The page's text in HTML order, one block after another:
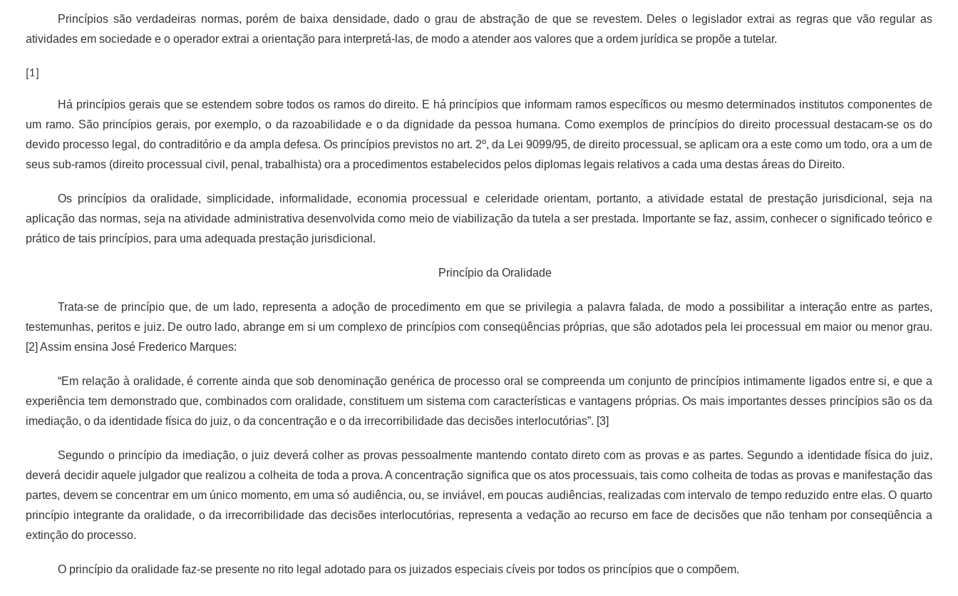
Princípios são verdadeiras normas, porém de baixa densidade, dado o grau de abstração de que se revestem. Deles o legislador extrai as regras que vão regular as
atividades em sociedade e o operador extrai a orientação para interpretá-las, de modo a atender aos valores que a ordem jurídica se propõe a tutelar.
[1]
Há princípios gerais que se estendem sobre todos os ramos do direito. E há princípios que informam ramos específicos ou mesmo determinados institutos componentes de
um ramo. São princípios gerais, por exemplo, o da razoabilidade e o da dignidade da pessoa humana. Como exemplos de princípios do direito processual destacam-se os do
devido processo legal, do contraditório e da ampla defesa. Os princípios previstos no art. 2º, da Lei 9099/95, de direito processual, se aplicam ora a este como um todo, ora a um de
seus sub-ramos (direito processual civil, penal, trabalhista) ora a procedimentos estabelecidos pelos diplomas legais relativos a cada uma destas áreas do Direito.
Os princípios da oralidade, simplicidade, informalidade, economia processual e celeridade orientam, portanto, a atividade estatal de prestação jurisdicional, seja na
aplicação das normas, seja na atividade administrativa desenvolvida como meio de viabilização da tutela a ser prestada. Importante se faz, assim, conhecer o significado teórico e
prático de tais princípios, para uma adequada prestação jurisdicional.
Princípio da Oralidade
Trata-se de princípio que, de um lado, representa a adoção de procedimento em que se privilegia a palavra falada, de modo a possibilitar a interação entre as partes,
testemunhas, peritos e juiz. De outro lado, abrange em si um complexo de princípios com conseqüências próprias, que são adotados pela lei processual em maior ou menor grau.
[2] Assim ensina José Frederico Marques:
“Em relação à oralidade, é corrente ainda que sob denominação genérica de processo oral se compreenda um conjunto de princípios intimamente ligados entre si, e que a
experiência tem demonstrado que, combinados com oralidade, constituem um sistema com características e vantagens próprias. Os mais importantes desses princípios são os da
imediação, o da identidade física do juiz, o da concentração e o da irrecorribilidade das decisões interlocutórias”. [3]
Segundo o princípio da imediação, o juiz deverá colher as provas pessoalmente mantendo contato direto com as provas e as partes. Segundo a identidade física do juiz,
deverá decidir aquele julgador que realizou a colheita de toda a prova. A concentração significa que os atos processuais, tais como colheita de todas as provas e manifestação das
partes, devem se concentrar em um único momento, em uma só audiência, ou, se inviável, em poucas audiências, realizadas com intervalo de tempo reduzido entre elas. O quarto
princípio integrante da oralidade, o da irrecorribilidade das decisões interlocutórias, representa a vedação ao recurso em face de decisões que não tenham por conseqüência a
extinção do processo.
O princípio da oralidade faz-se presente no rito legal adotado para os juizados especiais cíveis por todos os princípios que o compõem.